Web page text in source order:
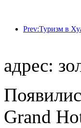
адрес:
Grand